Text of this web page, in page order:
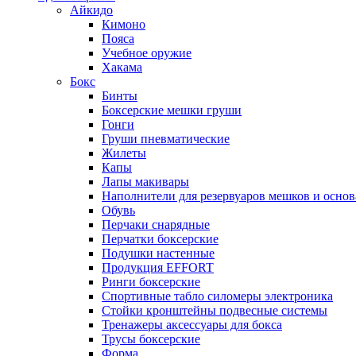
Айкидо
Кимоно
Пояса
Учебное оружие
Хакама
Бокс
Бинты
Боксерские мешки груши
Гонги
Груши пневматические
Жилеты
Капы
Лапы макивары
Наполнители для резервуаров мешков и
Обувь
Перчаки снарядные
Перчатки боксерские
Подушки настенные
Продукция EFFORT
Ринги боксерские
Спортивные табло силомеры электроника
Стойки кронштейны подвесные системы
Тренажеры аксессуары для бокса
Трусы боксерские
Форма